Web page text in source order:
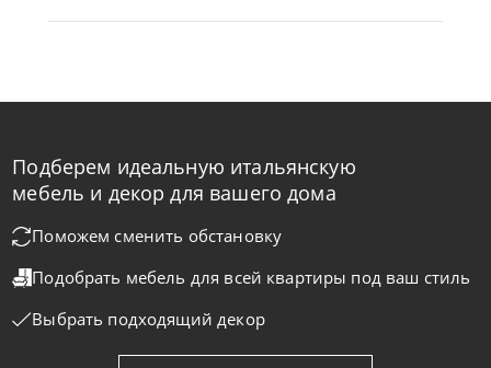
от
Tomasella
На заказ 45-90 дн
Подберем идеальную итальянскую
мебель и декор для вашего дома
Поможем сменить обстановку
Подобрать мебель для всей квартиры под ваш стиль
Выбрать подходящий декор